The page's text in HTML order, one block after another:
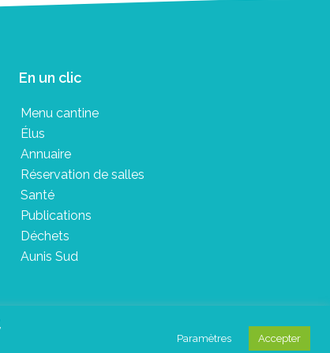
En un clic
Menu cantine
Élus
Annuaire
Réservation de salles
Santé
Publications
Déchets
Aunis Sud
Paramètres Accepter